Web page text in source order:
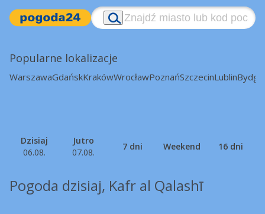
Popularne lokalizacje
WarszawaGdańskKrakówWrocławPoznańSzczecinLublin
Dzisiaj
06.08.
Jutro
07.08.
7 dni Weekend 16 dni
Pogoda dzisiaj, Kafr al Qalashī